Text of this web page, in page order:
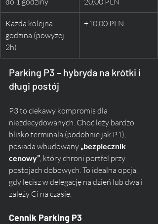
Każda kolejna
godzina (powyżej
2h)
+10,00 PLN
Parking P3 – hybryda na krótki i
długi postój
P3 to ciekawy kompromis dla
niezdecydowanych. Choć leży bardzo
blisko terminala (podobnie jak P1),
posiada wbudowany „bezpiecznik
cenowy”, który chroni portfel przy
postojach dobowych. To idealna opcja,
gdy lecisz w delegację na dzień lub dwa i
zależy Ci na czasie.
Cennik Parking P3